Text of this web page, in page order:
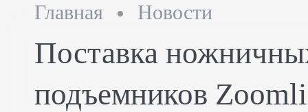
Главная Новости
Поставка
подъемников